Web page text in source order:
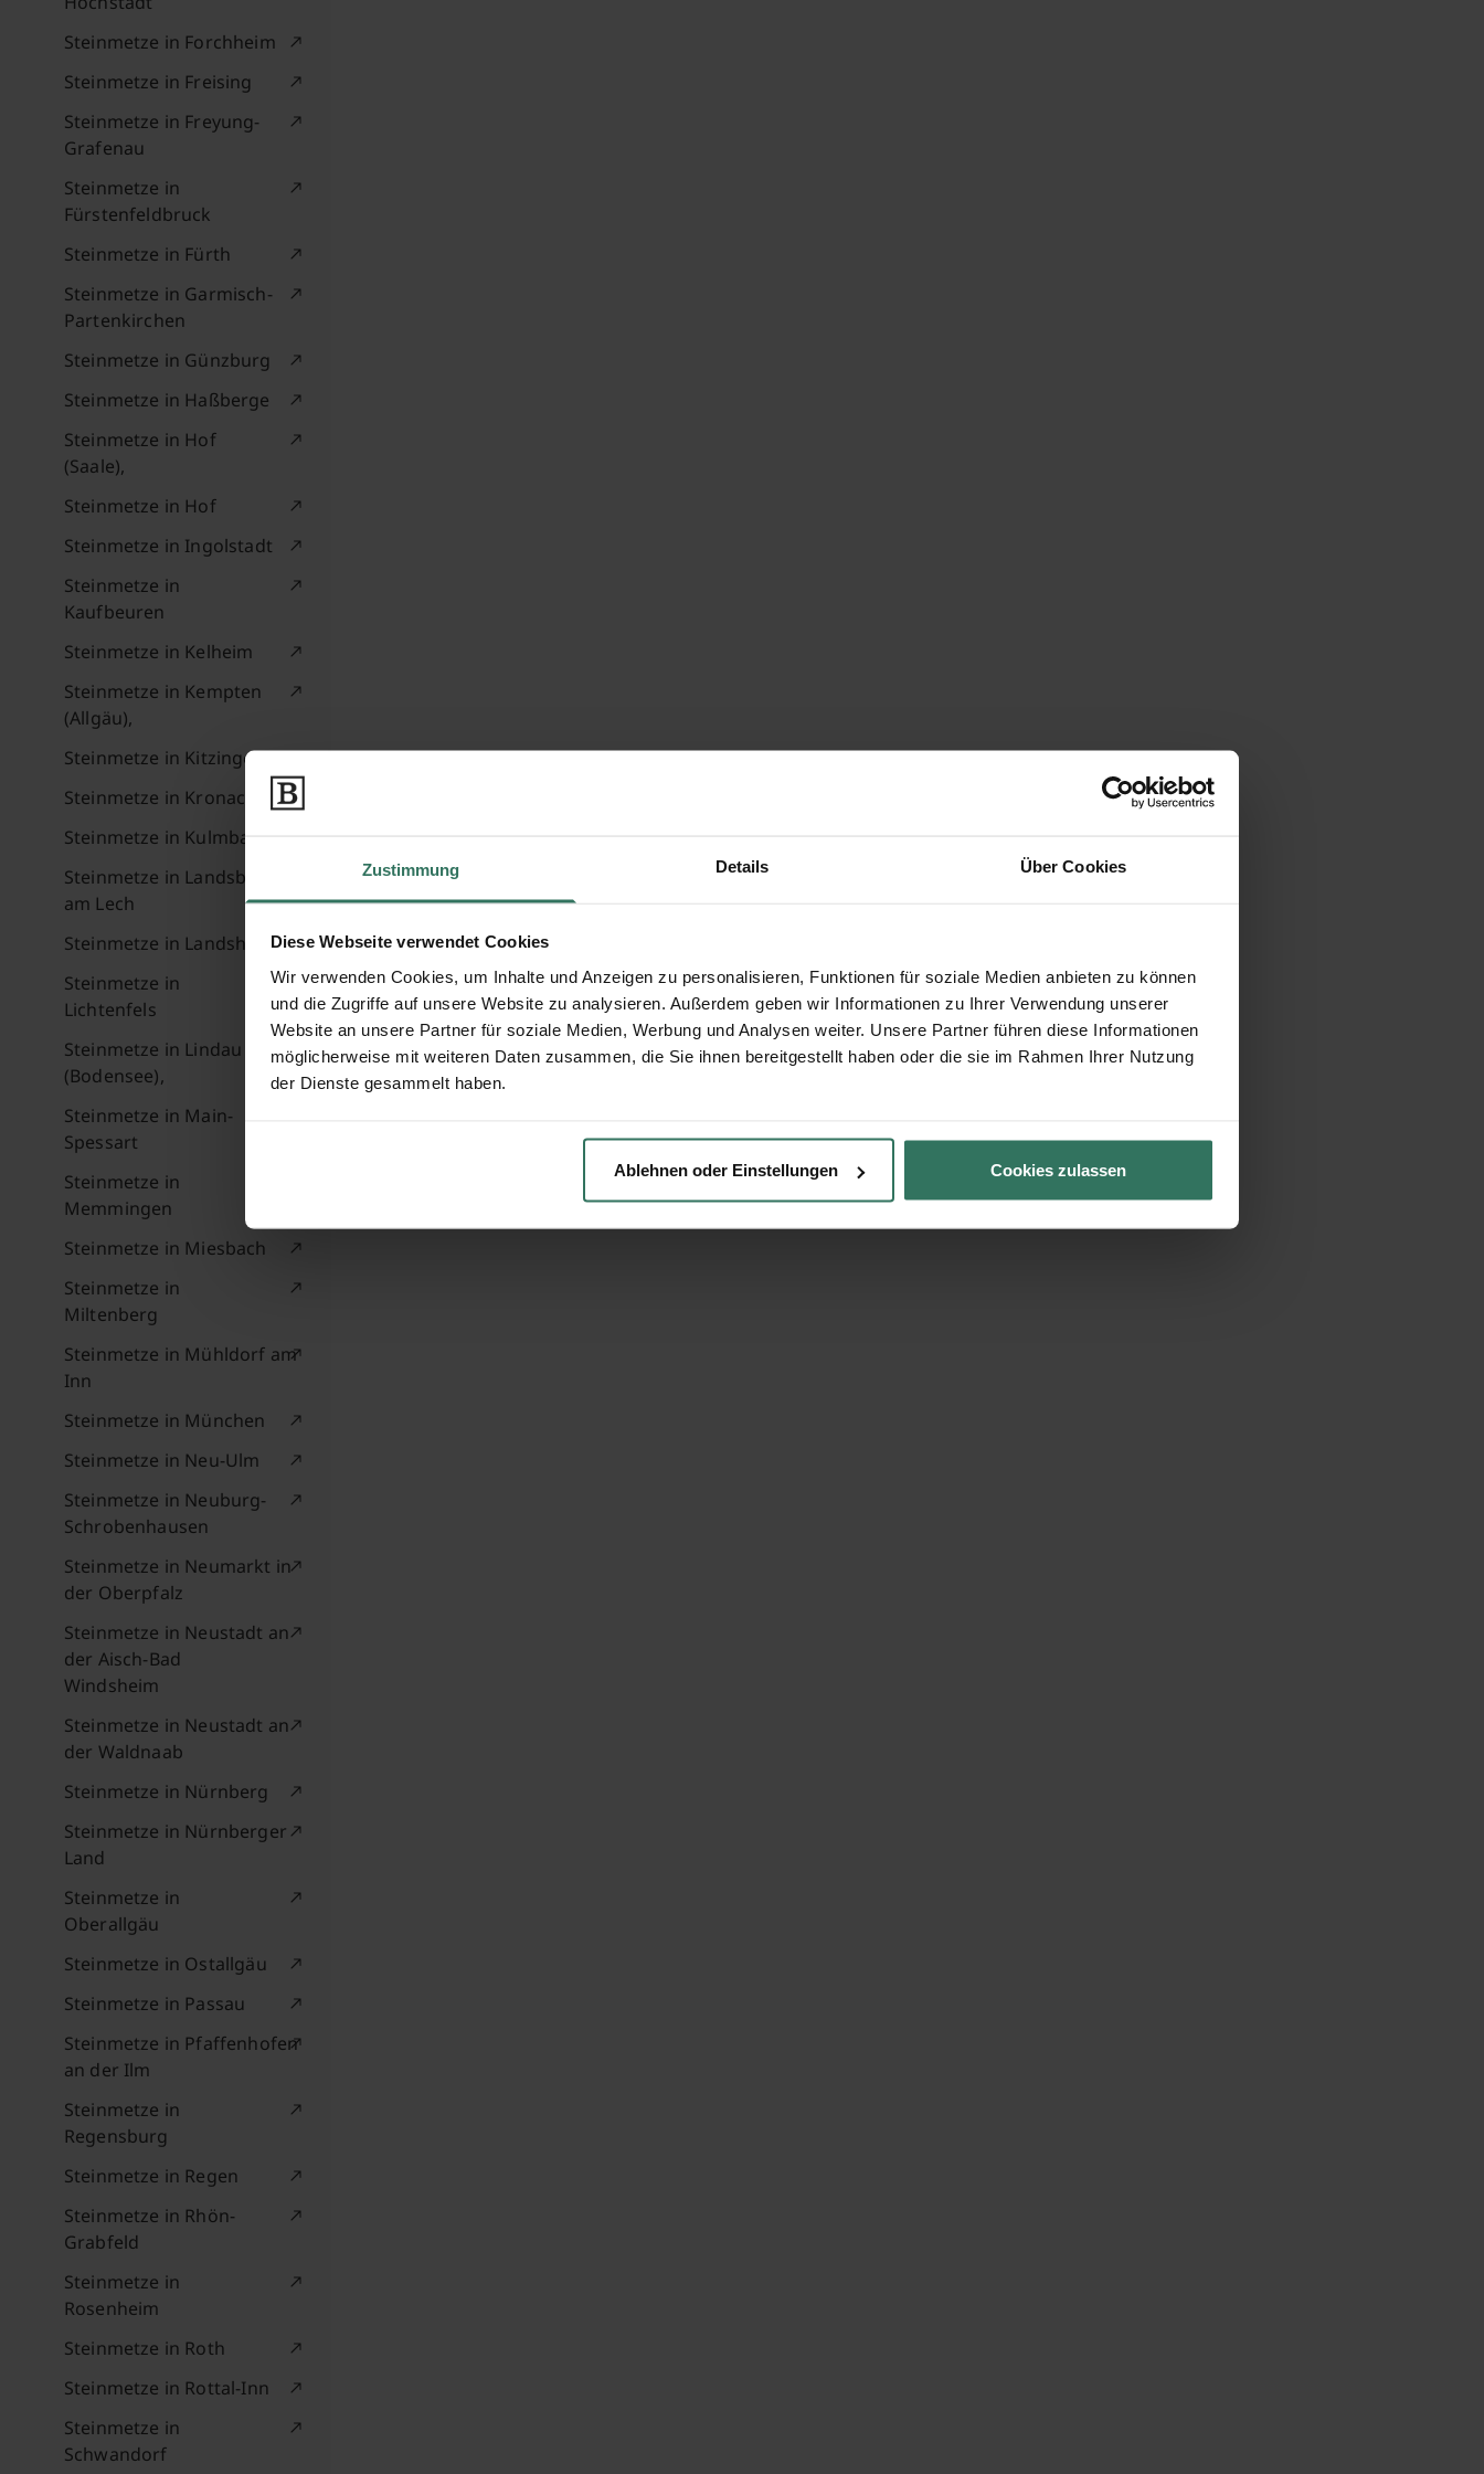
Zustimmung Details Über Cookies
Diese Webseite verwendet Cookies
Wir verwenden Cookies, um Inhalte und Anzeigen zu personalisieren, Funktionen für soziale Medien anbieten zu können
und die Zugriffe auf unsere Website zu analysieren. Außerdem geben wir Informationen zu Ihrer Verwendung unserer
Website an unsere Partner für soziale Medien, Werbung und Analysen weiter. Unsere Partner führen diese Informationen
möglicherweise mit weiteren Daten zusammen, die Sie ihnen bereitgestellt haben oder die sie im Rahmen Ihrer Nutzung
der Dienste gesammelt haben.
Ablehnen oder Einstellungen Cookies zulassen
Steinmetze in Forchheim
Steinmetze in Freising
Steinmetze in Freyung-
Grafenau
Steinmetze in
Fürstenfeldbruck
Steinmetze in Fürth
Steinmetze in Garmisch-
Partenkirchen
Steinmetze in Günzburg
Steinmetze in Haßberge
Steinmetze in Hof
(Saale),
Steinmetze in Hof
Steinmetze in Ingolstadt
Steinmetze in
Kaufbeuren
Steinmetze in Kelheim
Steinmetze in Kempten
(Allgäu),
Steinmetze in Kitzingen
Steinmetze in Kronach
Steinmetze in Kulmbach
Steinmetze in Landsberg
am Lech
Steinmetze in Landshut
Steinmetze in
Lichtenfels
Steinmetze in Lindau
(Bodensee),
Steinmetze in Main-
Spessart
Steinmetze in
Memmingen
Steinmetze in Miesbach
Steinmetze in
Miltenberg
Steinmetze in Mühldorf am
Inn
Steinmetze in München
Steinmetze in Neu-Ulm
Steinmetze in Neuburg-
Schrobenhausen
Steinmetze in Neumarkt in
der Oberpfalz
Steinmetze in Neustadt an
der Aisch-Bad
Windsheim
Steinmetze in Neustadt an
der Waldnaab
Steinmetze in Nürnberg
Steinmetze in Nürnberger
Land
Steinmetze in
Oberallgäu
Steinmetze in Ostallgäu
Steinmetze in Passau
Steinmetze in Pfaffenhofen
an der Ilm
Steinmetze in
Regensburg
Steinmetze in Regen
Steinmetze in Rhön-
Grabfeld
Steinmetze in
Rosenheim
Steinmetze in Roth
Steinmetze in Rottal-Inn
Steinmetze in
Schwandorf